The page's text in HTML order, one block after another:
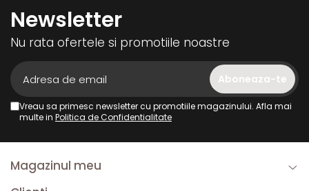
Newsletter
Nu rata ofertele si promotiile noastre
Vreau sa primesc newsletter cu promotiile magazinului. Afla mai
multe in Politica de Confidentialitate
Magazinul meu